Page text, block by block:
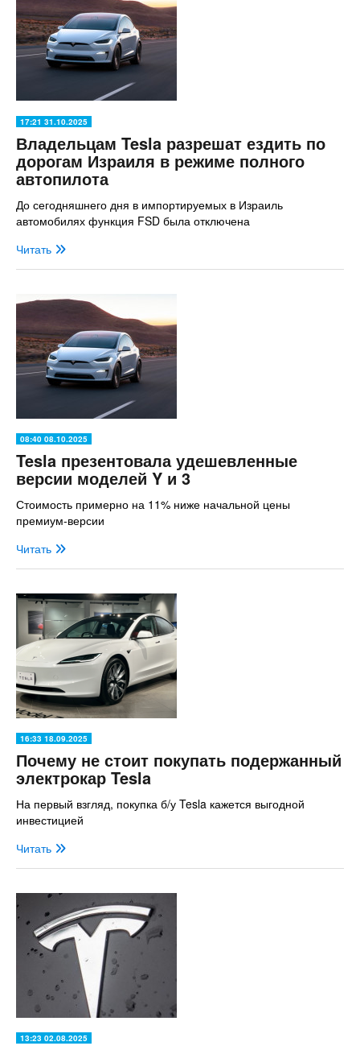
17:21 31.10.2025
Владельцам Tesla разрешат ездить по
дорогам Израиля в режиме полного
автопилота
До сегодняшнего дня в импортируемых в Израиль
автомобилях функция FSD была отключена
Читать
08:40 08.10.2025
Tesla презентовала удешевленные
версии моделей Y и 3
Стоимость примерно на 11% ниже начальной цены
премиум-версии
Читать
16:33 18.09.2025
Почему не стоит покупать подержанный
электрокар Tesla
На первый взгляд, покупка б/у Tesla кажется выгодной
инвестицией
Читать
13:23 02.08.2025